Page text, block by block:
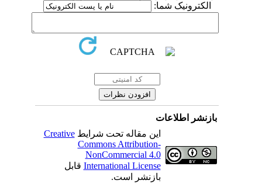
الکترونیک شما:
بازنشر اطلاعات
این مقاله تحت شرایطCreative
Commons Attribution-
NonCommercial 4.0
International Licenseقابل
بازنشر است.